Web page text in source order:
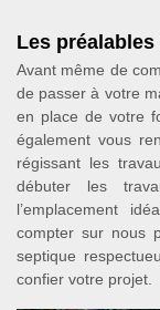
Les
Avant même de
de passer à votre
en place de votre
également vous
régissant les
débuter les
l’emplacement
compter sur nous
septique
confier votre projet.